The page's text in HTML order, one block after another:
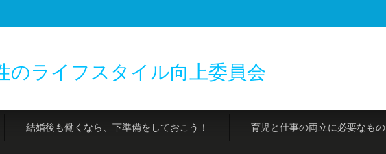
のライフスタイル向上委員会
結婚後も働くなら、下準備をしておこう！ 育児と仕事の両立に必要なもの